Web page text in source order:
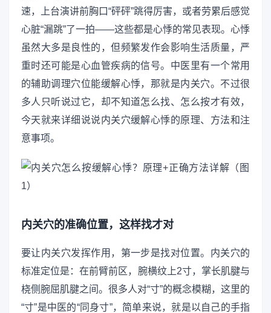
速，上台演讲前胸口“砰砰”跳得厉害，或者劳累后感觉
心脏“漏跳”了一拍——这些都是心悸的常见表现。心悸
虽然大多是良性的，但频繁发作会影响生活质量，严
重时还可能是心血管疾病的信号。中医里有一个常用
的辅助调理穴位能缓解心悸，那就是内关穴。不过很
多人只听说过它，却不知道怎么找、怎么按才有效，
今天就来详细说说内关穴缓解心悸的原理、方法和注
意事项。
内关穴的准确位置，这样找才对
要让内关穴发挥作用，第一步是找对位置。内关穴的
标准定位是：在前臂前区，腕横纹上2寸，掌长肌腱与
桡侧腕屈肌腱之间。很多人对“寸”的概念模糊，这里的
“寸”是中医的“同身寸”，简单来说，就是以自己的手指